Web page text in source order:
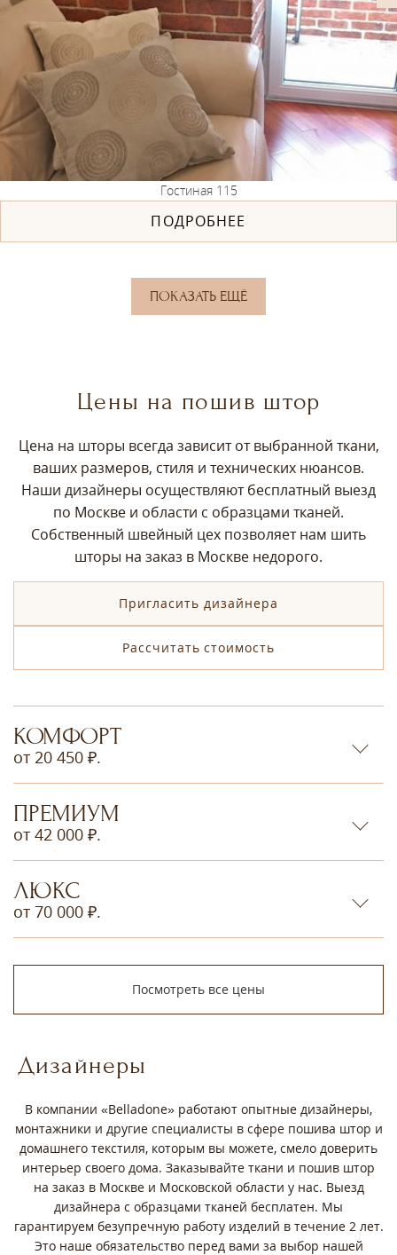
Гостиная 115
ПОДРОБНЕЕ
ПОКАЗАТЬ ЕЩЁ
Цены на пошив штор
Цена на шторы всегда зависит от выбранной ткани,
ваших размеров, стиля и технических нюансов.
Наши дизайнеры осуществляют бесплатный выезд
по Москве и области с образцами тканей.
Собственный швейный цех позволяет нам шить
шторы на заказ в Москве недорого.
Пригласить дизайнера
Рассчитать стоимость
КОМФОРТ
от 20 450 ₽.
ПРЕМИУМ
от 42 000 ₽.
ЛЮКС
от 70 000 ₽.
Посмотреть все цены
Дизайнеры
В компании «Belladone» работают опытные дизайнеры,
монтажники и другие специалисты в сфере пошива штор и
домашнего текстиля, которым вы можете, смело доверить
интерьер своего дома. Заказывайте ткани и пошив штор
на заказ в Москве и Московской области у нас. Выезд
дизайнера с образцами тканей бесплатен. Мы
гарантируем безупречную работу изделий в течение 2 лет.
Это наше обязательство перед вами за выбор нашей